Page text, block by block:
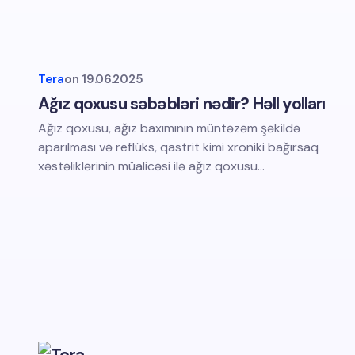
Teraon 19.06.2025
Ağız qoxusu səbəbləri nədir? Həll yolları
Ağız qoxusu, ağız baxımının müntəzəm şəkildə
aparılması və reflüks, qastrit kimi xroniki bağırsaq
xəstəliklərinin müalicəsi ilə ağız qoxusu…